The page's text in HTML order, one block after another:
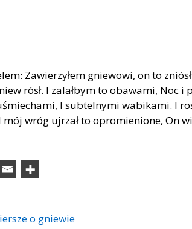
Zawierzyłem gniewowi, on to
rósł. I zalałbym to obawami, Noc i
I subtelnymi wabikami. I
mój wróg ujrzał to opromienione, On
o gniewie